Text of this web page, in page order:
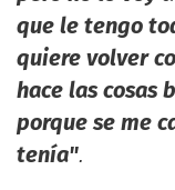
que le tengo
quiere volver
hace las cosas
porque se me
tenía".